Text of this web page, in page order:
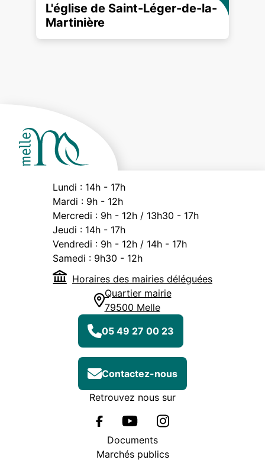
L'église de Saint-Léger-de-la-
Martinière
Quartier mairie
79500 Melle
05 49 27 00 23
Contactez-nous
Lundi : 14h - 17h
Mardi : 9h - 12h
Mercredi : 9h - 12h / 13h30 - 17h
Jeudi : 14h - 17h
Vendredi : 9h - 12h / 14h - 17h
Samedi : 9h30 - 12h
Horaires des mairies déléguées
Documents
Marchés publics
Retrouvez nous sur